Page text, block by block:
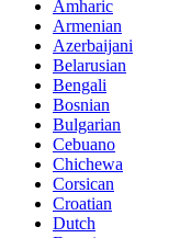
Amharic
Armenian
Azerbaijani
Belarusian
Bengali
Bosnian
Bulgarian
Cebuano
Chichewa
Corsican
Croatian
Dutch